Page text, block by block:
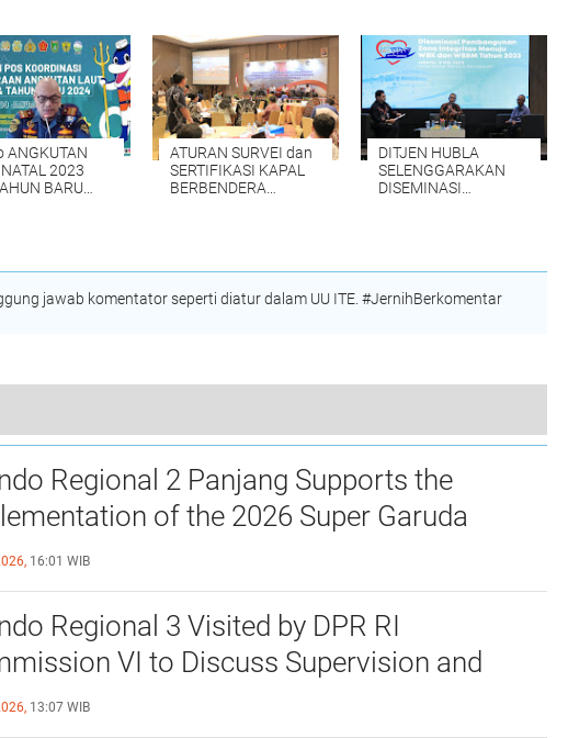
Santuni
Piatu
the Transformation
Program
ANGKUTAN
2023
BARU
ATURAN SURVEI dan
SERTIFIKASI KAPAL
BERBENDERA
DITJEN HUBLA
SELENGGARAKAN
DISEMINASI
jawab komentator seperti diatur dalam UU ITE. #JernihBerkomentar
Paket Takjil Setiap hari Selama Ramadhan 1443 Hijrian
Regional 2 Panjang Supports the
of the 2026 Super Garuda
Joint Training
16:01 WIB
Regional 3 Visited by DPR RI
VI to Discuss Supervision and
of State-Owned Enterprise
13:07 WIB